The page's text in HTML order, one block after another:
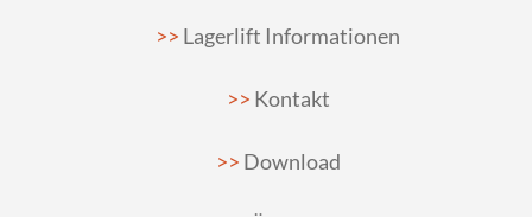
Lagerlift Informationen
Kontakt
Download